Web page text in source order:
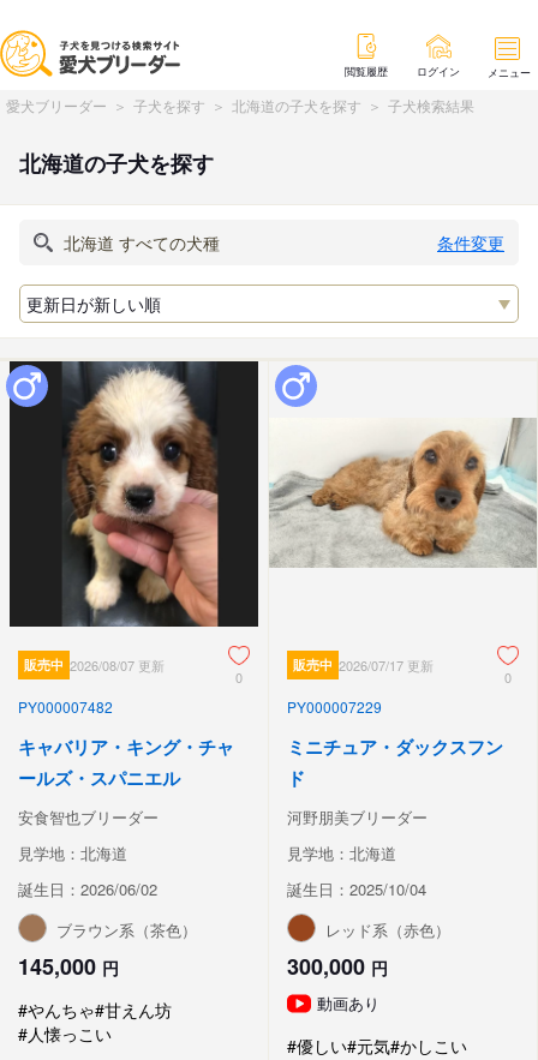
閲覧履歴 ログイン メニュー
愛犬ブリーダー 子犬を探す 北海道の子犬を探す 子犬検索結果
北海道の子犬を探す
条件変更
販売中 2026/08/07 更新
0
PY000007482
キャバリア・キング・チャ
ールズ・スパニエル
安食智也ブリーダー
見学地：北海道
誕生日：2026/06/02
ブラウン系（茶色）
145,000 円
#やんちゃ#甘えん坊
#人懐っこい
販売中 2026/07/17 更新
0
PY000007229
ミニチュア・ダックスフン
ド
河野朋美ブリーダー
見学地：北海道
誕生日：2025/10/04
レッド系（赤色）
300,000 円
動画あり
#優しい#元気#かしこい